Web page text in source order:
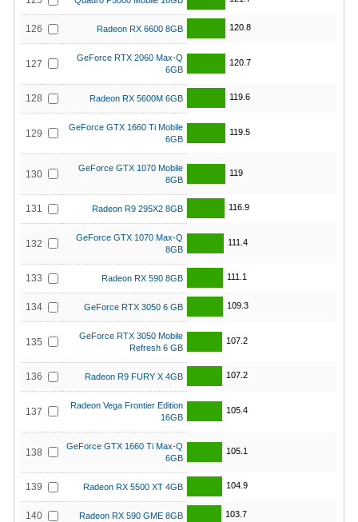
126 Radeon RX 6600 8GB 120.8
127
GeForce RTX 2060 Max-Q
6GB
120.7
128 Radeon RX 5600M 6GB 119.6
129
GeForce GTX 1660 Ti Mobile
6GB
119.5
130
GeForce GTX 1070 Mobile
8GB
119
131 Radeon R9 295X2 8GB 116.9
132
GeForce GTX 1070 Max-Q
8GB
111.4
133 Radeon RX 590 8GB 111.1
134 GeForce RTX 3050 6 GB 109.3
135
GeForce RTX 3050 Mobile
Refresh 6 GB
107.2
136 Radeon R9 FURY X 4GB 107.2
137
Radeon Vega Frontier Edition
16GB
105.4
138
GeForce GTX 1660 Ti Max-Q
6GB
105.1
139 Radeon RX 5500 XT 4GB 104.9
140 Radeon RX 590 GME 8GB 103.7